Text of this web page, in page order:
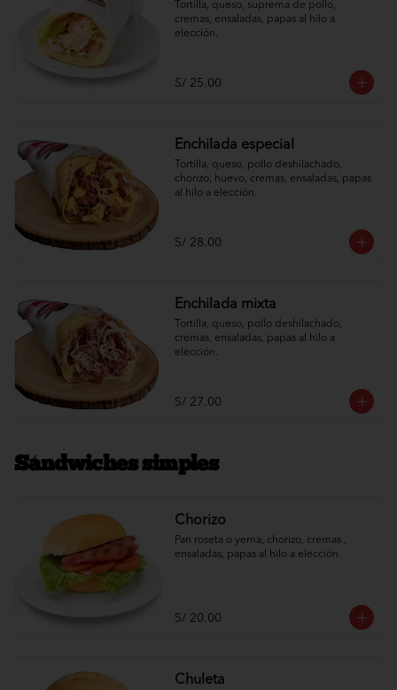
Tortilla, queso, suprema de pollo,
cremas, ensaladas, papas al hilo a
elección.
S/ 25.00
Enchilada especial
Tortilla, queso, pollo deshilachado,
chorizo, huevo, cremas, ensaladas, papas
al hilo a elección.
S/ 28.00
Enchilada mixta
Tortilla, queso, pollo deshilachado,
cremas, ensaladas, papas al hilo a
elección.
S/ 27.00
Sándwiches simples
Chorizo
Pan roseta o yema, chorizo, cremas ,
ensaladas, papas al hilo a elección.
S/ 20.00
Chuleta